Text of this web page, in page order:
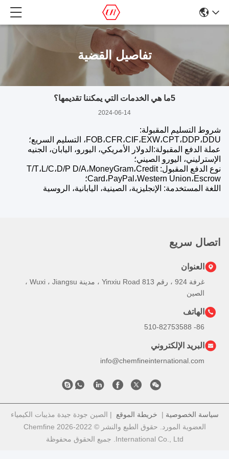
تفاصيل القضية
5ما هي الخدمات التي يمكننا تقديمها؟
2024-06-14
شروط التسليم المقبولة:
FOB،CFR،CIF،EXW،CPT،DDP،DDU، التسليم السريع؛
عملة الدفع المقبولة:الدولار الأمريكي، اليورو، اليابان، الجنيه
الإسترليني، اليورو الصيني؛
نوع الدفع المقبول: T/T،L/C،D/P D/A،MoneyGram،Credit
Card،PayPal،Western Union،Escrow؛
اللغة المستخدمة: الإنجليزية، الصينية، اليابانية، الروسية
اتصال سريع
العنوان
غرفة 924 ، رقم 813 Yinxiu Road ، مدينة Wuxi ، Jiangsu ،
الصين
الهاتف
86- 510-82753588
البريد الإلكتروني
info@chemfineinternational.com
سياسة الخصوصية | خريطة الموقع | الصين جودة جيدة مذيبات الكيمياء
العضوية المورد. حقوق الطبع والنشر © 2022-2026 Chemfine
International Co., Ltd. جميع الحقوق محفوظة